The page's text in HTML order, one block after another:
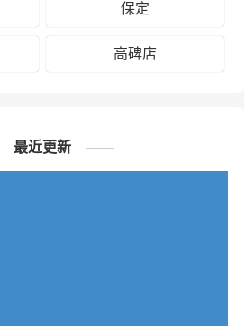
保定
高碑店
最近更新